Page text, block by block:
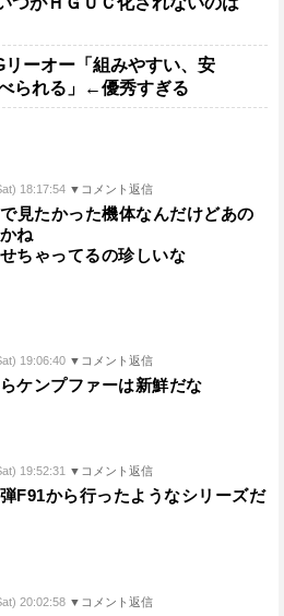
リーオー「組みやすい、安
られる」←優秀すぎる
18:17:54 ▼コメント返信
見たかった機体なんだけどあの
ね
ちゃってるの珍しいな
19:06:40 ▼コメント返信
ケンプファーは新鮮だな
19:52:31 ▼コメント返信
F91から行ったようなシリーズだ
20:02:58 ▼コメント返信